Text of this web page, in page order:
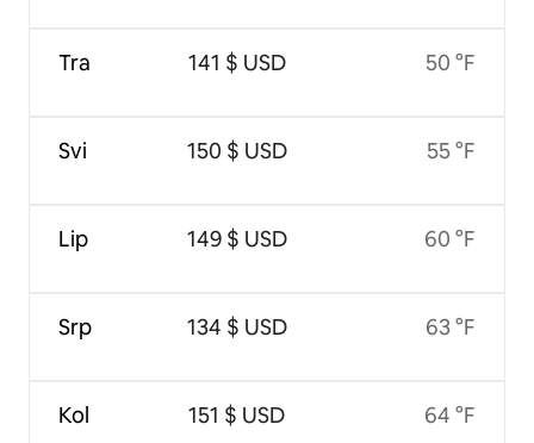
Tra
Svi
Lip
Srp
Kol
141 $ USD
150 $ USD
149 $ USD
134 $ USD
151 $ USD
50 °F
55 °F
60 °F
63 °F
64 °F